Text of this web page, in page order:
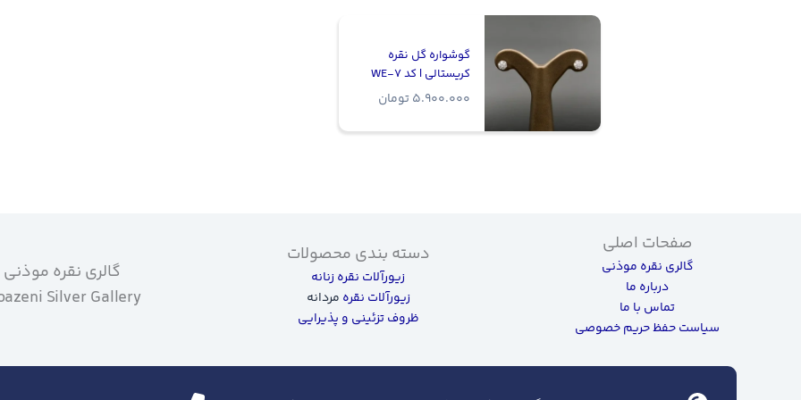
گوشواره گل نقره
کریستالی | کد WE-7
5.900.000تومان
صفحات اصلی
گالری نقره موذنی
درباره ما
تماس با ما
سیاست حفظ حریم خصوصی
دسته بندی محصولات
زیورآلات نقره زنانه
زیورآلات نقره مردانه
ظروف تزئینی و پذیرایی
گالری نقره موذنی
Silver Gallery